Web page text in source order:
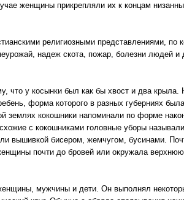
женщины прикрепляли их к концам
религиозными представлениями, по
надеж скота, пожар, болезни людей и
что у косынки был как бы хвост и два крыла.
форма которого в разных губерниях
землях кокошники напоминали по форме
с кокошниками головные уборы
вышивкой бисером, жемчугом, бусинами.
почти до бровей или окружала
мужчины и дети. Он выполнял